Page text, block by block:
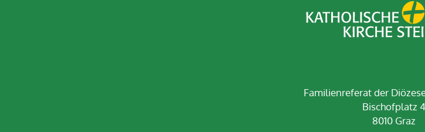
Familienreferat der
Bischofplatz 4
8010 Graz